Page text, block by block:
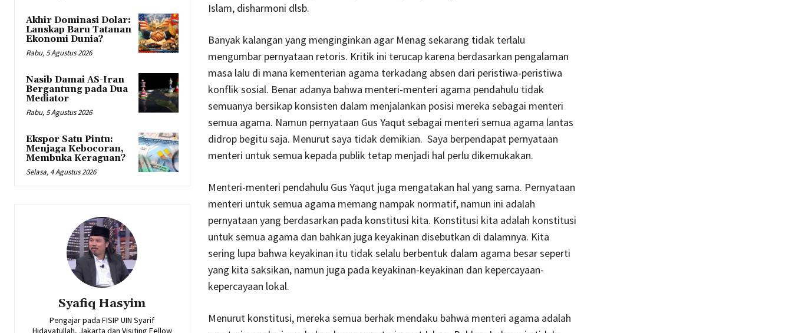
Akhir Dominasi Dolar:
Lanskap Baru Tatanan
Ekonomi Dunia?
Rabu, 5 Agustus 2026
Nasib Damai AS-Iran
Bergantung pada Dua
Mediator
Rabu, 5 Agustus 2026
Ekspor Satu Pintu:
Menjaga Kebocoran,
Membuka Keraguan?
Selasa, 4 Agustus 2026
Syafiq Hasyim
Pengajar pada FISIP UIN Syarif
Hidayatullah, Jakarta dan Visiting Fellow
Islam, disharmoni dlsb.
Banyak kalangan yang menginginkan agar Menag sekarang tidak terlalu
mengumbar pernyataan retoris. Kritik ini terucap karena berdasarkan pengalaman
masa lalu di mana kementerian agama terkadang absen dari peristiwa-peristiwa
konflik sosial. Benar adanya bahwa menteri-menteri agama pendahulu tidak
semuanya bersikap konsisten dalam menjalankan posisi mereka sebagai menteri
semua agama. Namun pernyataan Gus Yaqut sebagai menteri semua agama lantas
didrop begitu saja. Menurut saya tidak demikian. Saya berpendapat pernyataan
menteri untuk semua kepada publik tetap menjadi hal perlu dikemukakan.
Menteri-menteri pendahulu Gus Yaqut juga mengatakan hal yang sama. Pernyataan
menteri untuk semua agama memang nampak normatif, namun ini adalah
pernyataan yang berdasarkan pada konstitusi kita. Konstitusi kita adalah konstitusi
untuk semua agama dan bahkan juga keyakinan disebutkan di dalamnya. Kita
sering lupa bahwa keyakinan itu tidak selalu berbentuk dalam agama besar seperti
yang kita saksikan, namun juga pada keyakinan-keyakinan dan kepercayaan-
kepercayaan lokal.
Menurut konstitusi, mereka semua berhak mendaku bahwa menteri agama adalah